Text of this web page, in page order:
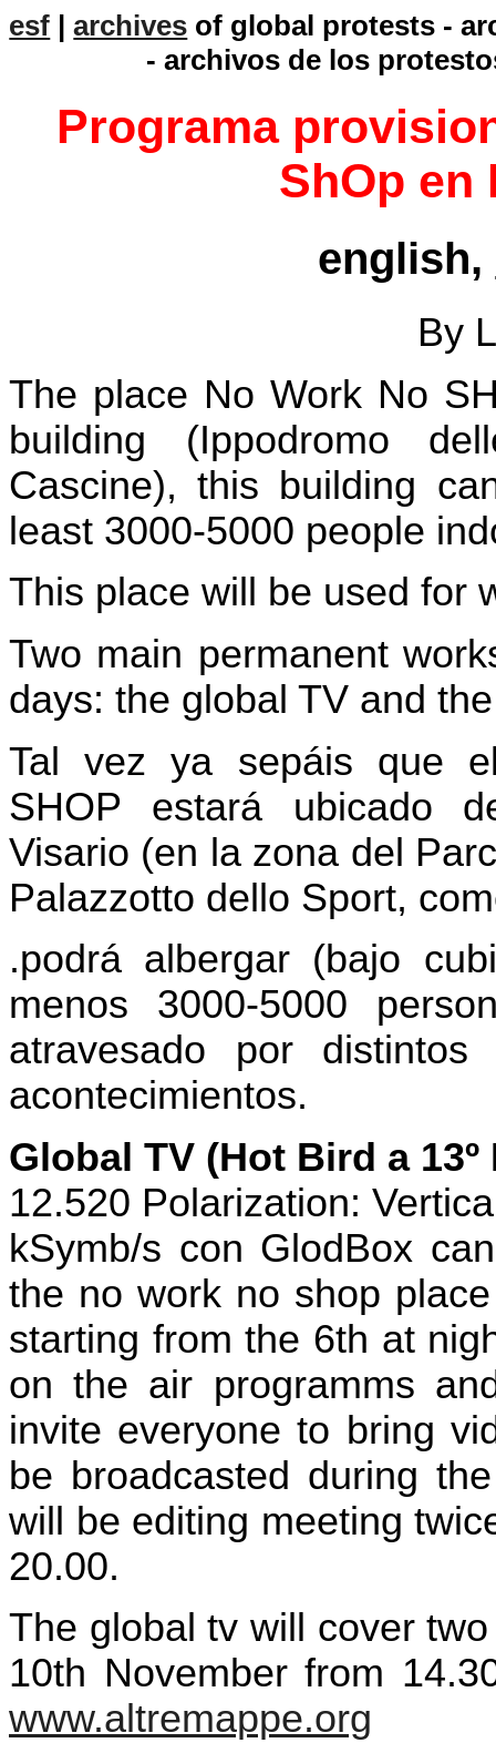
esf |archives of global protests -
- archivos de los
Programa
ShOp en
english,
By
The place No Work No
building (Ippodromo
Cascine), this building
least 3000-5000 people
This place will be used for
Two main permanent
days: the global TV and
Tal vez ya sepáis que
SHOP estará ubicado
Visario (en la zona del
Palazzotto dello Sport,
.podrá albergar (bajo
menos 3000-5000
atravesado por
acontecimientos.
Global TV (Hot Bird a
12.520 Polarization:
kSymb/s con GlodBox
the no work no shop
starting from the 6th at
on the air programms
invite everyone to bring
be broadcasted during
will be editing meeting
20.00.
The global tv will cover
10th November from
www.altremappe.org